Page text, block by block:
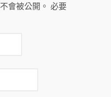
會被公開。 必要